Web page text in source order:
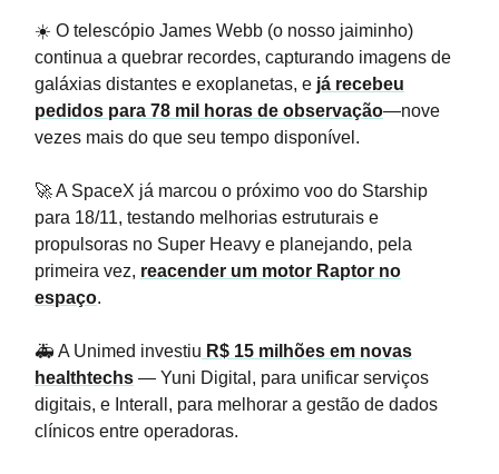
☀️ O telescópio James Webb (o nosso jaiminho)
continua a quebrar recordes, capturando imagens de
galáxias distantes e exoplanetas, e já recebeu
pedidos para 78 mil horas de observação—nove
vezes mais do que seu tempo disponível.
🚀 A SpaceX já marcou o próximo voo do Starship
para 18/11, testando melhorias estruturais e
propulsoras no Super Heavy e planejando, pela
primeira vez, reacender um motor Raptor no
espaço.
🚑 A Unimed investiu R$ 15 milhões em novas
healthtechs — Yuni Digital, para unificar serviços
digitais, e Interall, para melhorar a gestão de dados
clínicos entre operadoras.